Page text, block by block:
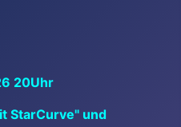
20Uhr
StarCurve" und